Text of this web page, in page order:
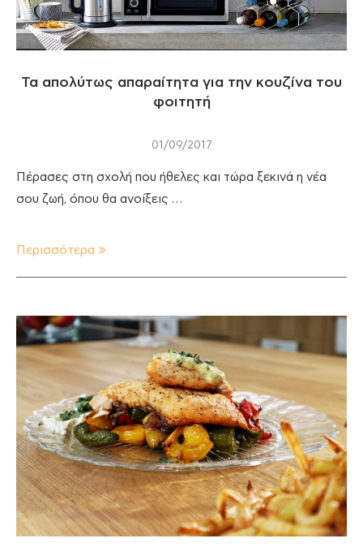
Τα απολύτως απαραίτητα για την κουζίνα του
φοιτητή
01/09/2017
Πέρασες στη σχολή που ήθελες και τώρα ξεκινά η νέα
σου ζωή, όπου θα ανοίξεις …
Περισσότερα